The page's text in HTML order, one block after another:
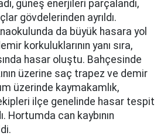
güneş enerjileri parçalandı,
gövdelerinden ayrıldı.
da büyük hasara yol
korkuluklarının yanı sıra,
hasar oluştu. Bahçesinde
üzerine saç trapez ve demir
üzerinde kaymakamlık,
ilçe genelinde hasar tespit
Hortumda can kaybının